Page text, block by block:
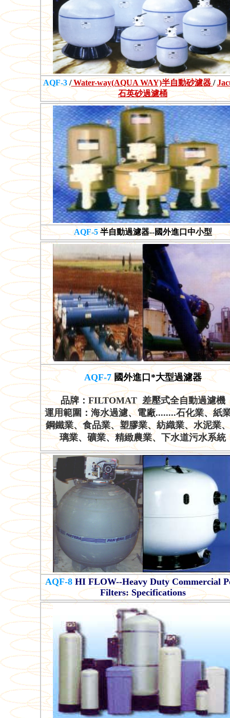
AQF-3/Water-way(AQUA WAY)半自動砂濾器/
石英砂過濾桶
AQF-5半自動過濾器--國外進口中小型
AQF-7 國外進口*大型過濾器
品牌：FILTOMAT 差壓式全自動過濾機
運用範圍：海水過濾、電廠........石化業、紙
鋼鐵業、食品業、塑膠業、紡織業、水泥業
璃業、礦業、精緻農業、下水道污水系統
AQF-8 HI FLOW--Heavy Duty Commercial
Filters: Specifications